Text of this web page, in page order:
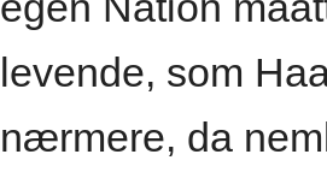
levende, som
nærmere, da